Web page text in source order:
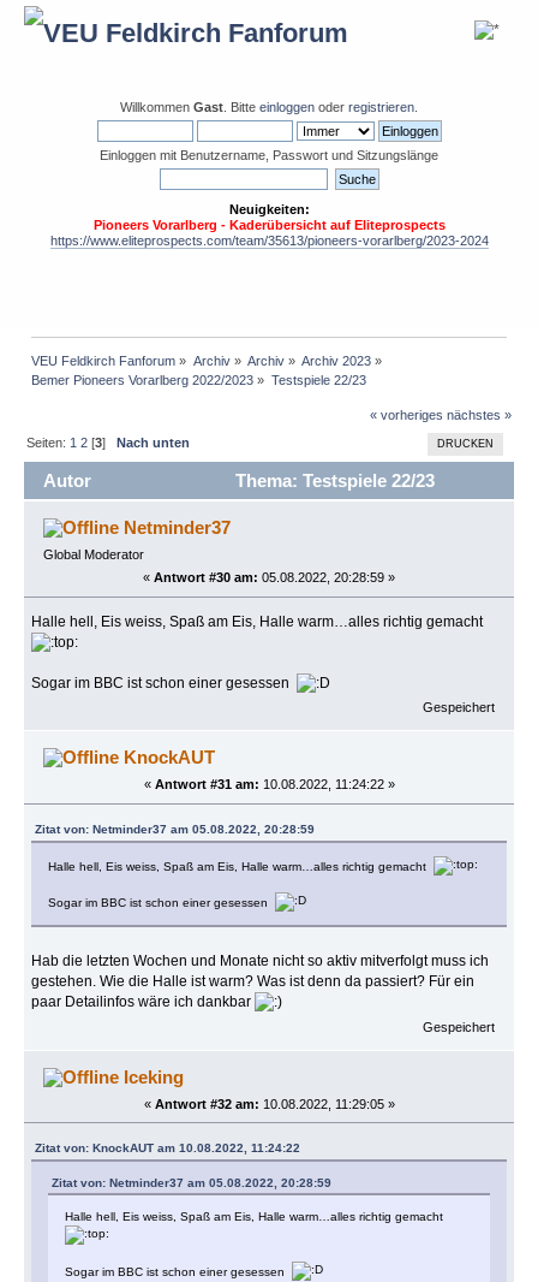
Willkommen Gast . Bitte einloggen oder registrieren
Einloggen mit Benutzername, Passwort und Sitzungslänge
Neuigkeiten:
Pioneers Vorarlberg - Kaderübersicht auf Eliteprospects
https://www.eliteprospects.com/team/35613/pioneers-vorarlberg/2023-2024
VEU Feldkirch Fanforum » Archiv» Archiv» Archiv 2023 »
Bemer Pioneers Vorarlberg 2022/2023 » Testspiele 22/23
« vorheriges nächstes »
DRUCKEN
Seiten: 1 2 [3]Nach unten
Autor
Thema: Testspiele 22/23
(Gelesen 46998 mal)
Netminder37
Global Moderator
« Antwort #30 am: 05.08.2022, 20:28:59 »
Halle hell, Eis weiss, Spaß am Eis, Halle warm…alles richtig gemacht
Sogar im BBC ist schon einer gesessen
Gespeichert
KnockAUT
« Antwort #31 am: 10.08.2022, 11:24:22 »
Zitat von: Netminder37 am 05.08.2022, 20:28:59
Halle hell, Eis weiss, Spaß am Eis, Halle warm…alles richtig gemacht
Sogar im BBC ist schon einer gesessen
Hab die letzten Wochen und Monate nicht so aktiv mitverfolgt muss ich
gestehen. Wie die Halle ist warm? Was ist denn da passiert? Für ein
paar Detailinfos wäre ich dankbar
Gespeichert
Iceking
« Antwort #32 am: 10.08.2022, 11:29:05 »
Zitat von: KnockAUT am 10.08.2022, 11:24:22
Zitat von: Netminder37 am 05.08.2022, 20:28:59
Halle hell, Eis weiss, Spaß am Eis, Halle warm…alles richtig gemacht
Sogar im BBC ist schon einer gesessen